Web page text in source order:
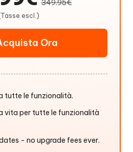
349.95€
escl.)
Ora
tutte le funzionalità.
vita per tutte le funzionalità
- no upgrade fees ever.